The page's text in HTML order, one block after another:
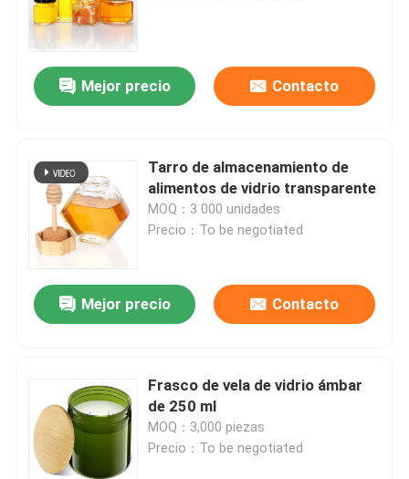
Mejor precio Contacto
Tarro de almacenamiento de
alimentos de vidrio transparente
MOQ：3 000 unidades
Precio：To be negotiated
Mejor precio Contacto
Frasco de vela de vidrio ámbar
de 250 ml
MOQ：3,000 piezas
Precio：To be negotiated